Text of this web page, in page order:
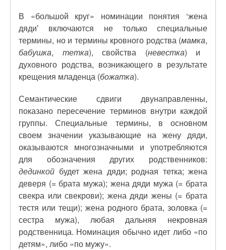
В «большой круг» номинации понятия ‘жена
дядиʼ
включаются не только специальные
термины, но и термины кровного родства (мамка,
бабушка, тетка), свойства (невестка) и
духовного родства, возникающего в результате
крещения младенца (божатка).
Семантические сдвиги двунаправленны,
показано пересечение терминов внутри каждой
группы. Специальные термины, в основном
своем значении указывающие на жену дяди,
оказываются многозначными и употребляются
для обозначения других родственников:
дединкой будет жена дяди; родная тетка; жена
деверя (= брата мужа); жена дяди мужа (= брата
свекра или свекрови); жена дяди жены (= брата
тестя или тещи); жена родного брата, золовка (=
сестра мужа), любая дальняя некровная
родственница. Номинация обычно идет либо «по
детям», либо «по мужу».